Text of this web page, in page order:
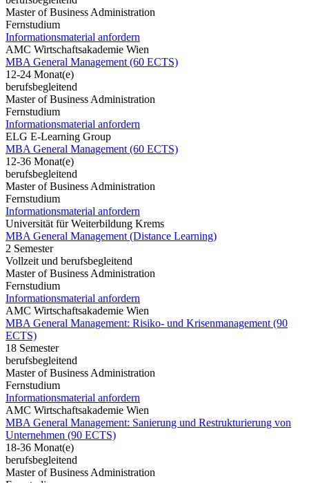
Master of Business Administration
Fernstudium
Informationsmaterial anfordern
AMC Wirtschaftsakademie Wien
MBA General Management (60 ECTS)
12-24 Monat(e)
berufsbegleitend
Master of Business Administration
Fernstudium
Informationsmaterial anfordern
ELG E-Learning Group
MBA General Management (60 ECTS)
12-36 Monat(e)
berufsbegleitend
Master of Business Administration
Fernstudium
Informationsmaterial anfordern
Universität für Weiterbildung Krems
MBA General Management (Distance Learning)
2 Semester
Vollzeit und berufsbegleitend
Master of Business Administration
Fernstudium
Informationsmaterial anfordern
AMC Wirtschaftsakademie Wien
MBA General Management: Risiko- und Krisenmanagement (90
ECTS)
18 Semester
berufsbegleitend
Master of Business Administration
Fernstudium
Informationsmaterial anfordern
AMC Wirtschaftsakademie Wien
MBA General Management: Sanierung und Restrukturierung von
Unternehmen (90 ECTS)
18-36 Monat(e)
berufsbegleitend
Master of Business Administration